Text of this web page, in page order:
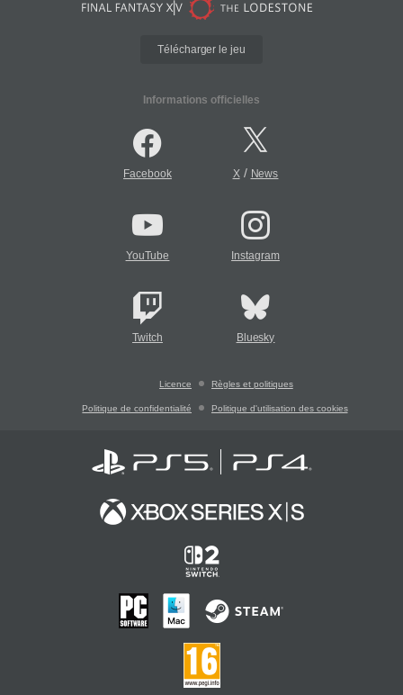
Télécharger le jeu
Informations officielles
Facebook X/ News
YouTube Instagram
Twitch Bluesky
Licence Règles et politiques
Politique de confidentialité Politique d'utilisation des cookies